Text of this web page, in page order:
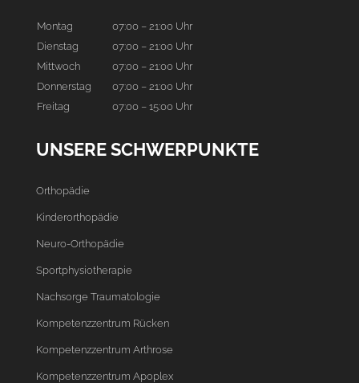
Montag
07:00 – 21:00 Uhr
Dienstag
07:00 – 21:00 Uhr
Mittwoch
07:00 – 21:00 Uhr
Donnerstag
07:00 – 21:00 Uhr
Freitag
07:00 – 15:00 Uhr
UNSERE SCHWERPUNKTE
Orthopädie
Kinderorthopädie
Neuro-Orthopädie
Sportphysiotherapie
Nachsorge Traumatologie
Kompetenzzentrum Rücken
Kompetenzzentrum Arthrose
Kompetenzzentrum Apoplex